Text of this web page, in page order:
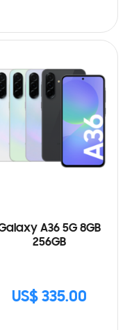
A36 5G 8GB
256GB
US$ 335.00